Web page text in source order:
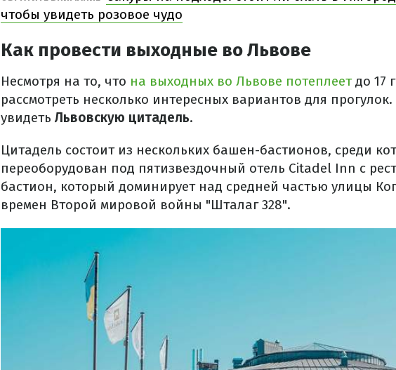
чтобы увидеть розовое чудо
Как провести выходные во Львове
Несмотря на то, что на выходных во Львове потеплеетдо 17
рассмотреть несколько интересных вариантов для
увидеть Львовскую цитадель.
Цитадель состоит из нескольких башен-бастионов, среди
переоборудован под пятизвездочный отель Citadel Inn с
бастион, который доминирует над средней частью улицы
времен Второй мировой войны "Шталаг 328".